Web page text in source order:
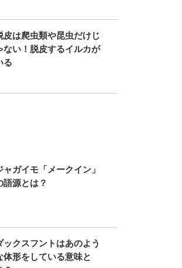
皮は爬虫類や昆虫だけじ
ない！脱皮するイルカが
る
ャガイモ「メークイン」
語源とは？
ックスフントはあのよう
体形をしている意味と